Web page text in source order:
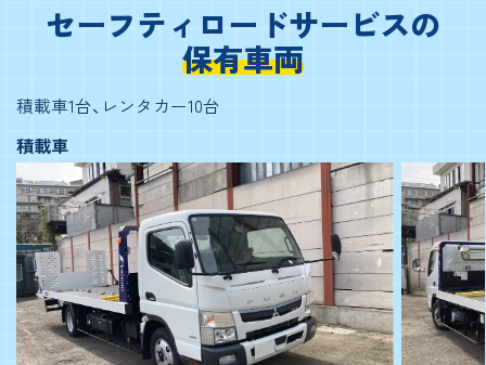
セーフティロードサービスの
保有車両
積載車1台、レンタカー10台
積載車